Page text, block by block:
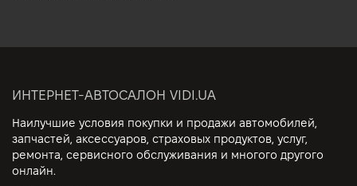
ИНТЕРНЕТ-АВТОСАЛОН VIDI.UA
Наилучшие условия покупки и продажи автомобилей,
запчастей, аксессуаров, страховых продуктов, услуг,
ремонта, сервисного обслуживания и многого другого
онлайн.